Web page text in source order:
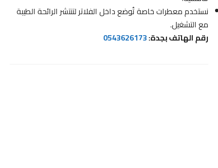
نستخدم معطرات خاصة تُوضع داخل الفلاتر لتنتشر الرائحة الطيبة
مع التشغيل.
رقم الهاتف بجدة:0543626173